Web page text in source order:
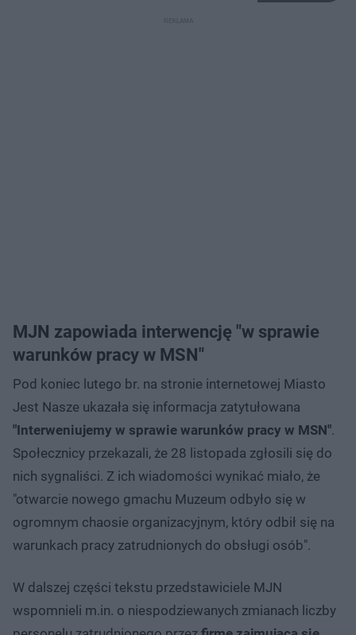
MJN zapowiada interwencję "w sprawie
warunków pracy w MSN"
Pod koniec lutego br. na stronie internetowej Miasto
Jest Nasze ukazała się informacja zatytułowana
"Interweniujemy w sprawie warunków pracy w MSN".
Społecznicy przekazali, że 28 listopada zgłosili się do
nich sygnaliści. Z ich wiadomości wynikać miało, że
"otwarcie nowego gmachu Muzeum odbyło się w
ogromnym chaosie organizacyjnym, który odbił się na
warunkach pracy zatrudnionych do obsługi osób".
W dalszej części tekstu przedstawiciele MJN
wspomnieli m.in. o niespodziewanych zmianach liczby